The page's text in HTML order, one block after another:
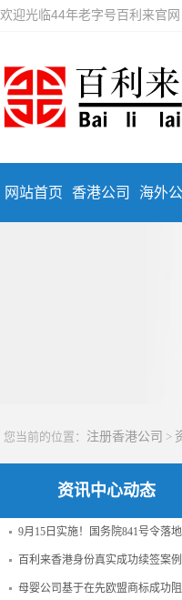
欢迎光临44年老字号百利来官网
网站首页 香港公司 海外
您当前的位置： 注册香港公司 >
资讯中心动态
9月15日实施！国务院841号令落地
百利来香港身份真实成功续签案例
母婴公司基于在先欧盟商标成功阻